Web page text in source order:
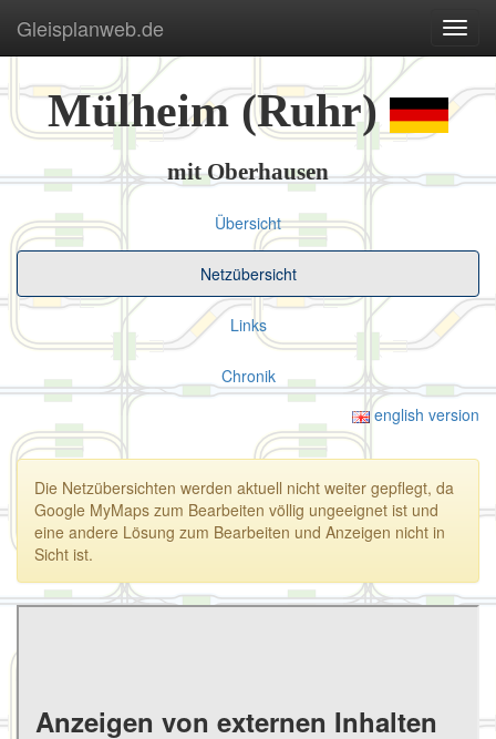
ein-/
Gleisplanweb.de
Mülheim (Ruhr)
mit Oberhausen
Übersicht
Netzübersicht
Links
Chronik
english version
Die Netzübersichten werden aktuell nicht weiter gepflegt, da
Google MyMaps zum Bearbeiten völlig ungeeignet ist und
eine andere Lösung zum Bearbeiten und Anzeigen nicht in
Sicht ist.